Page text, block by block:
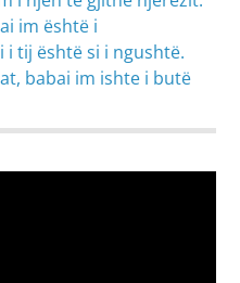
im është i
tij është si i ngushtë.
babai im ishte i butë